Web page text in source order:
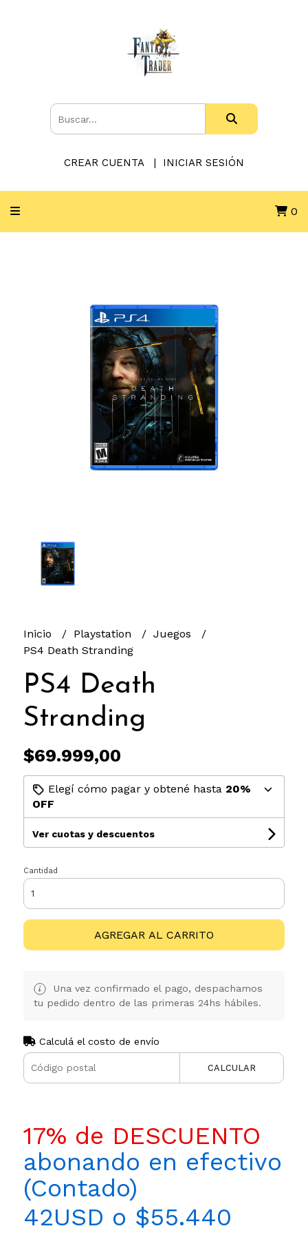
CREAR CUENTA INICIAR SESIÓN
0
Inicio Playstation
Juegos
PS4 Death Stranding
PS4 Death
Stranding
$69.999,00
Elegí cómo pagar y obtené hasta 20%
OFF
Ver cuotas y descuentos
Cantidad
AGREGAR AL CARRITO
Una vez confirmado el pago, despachamos
tu pedido dentro de las primeras 24hs hábiles.
Calculá el costo de envío
CALCULAR
17% de DESCUENTO
abonando en efectivo
(Contado)
42USD o $55.440